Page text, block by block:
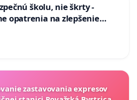
školu, nie škrty -
opatrenia na zlepšenie
zastavovania expresov